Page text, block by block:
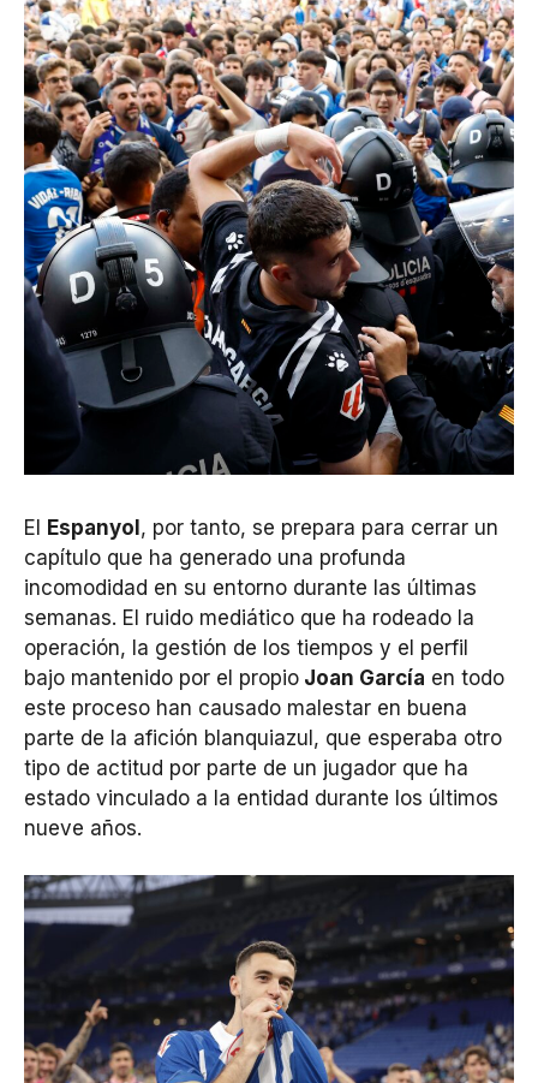
El Espanyol , por tanto, se prepara para cerrar un
capítulo que ha generado una profunda
incomodidad en su entorno durante las últimas
semanas. El ruido mediático que ha rodeado la
operación, la gestión de los tiempos y el perfil
bajo mantenido por el propio Joan García en todo
este proceso han causado malestar en buena
parte de la afición blanquiazul, que esperaba otro
tipo de actitud por parte de un jugador que ha
estado vinculado a la entidad durante los últimos
nueve años.